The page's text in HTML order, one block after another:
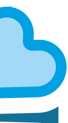
Подписаться